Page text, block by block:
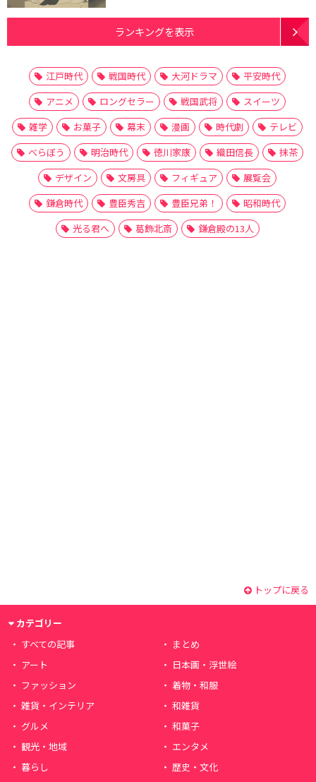
ランキングを表示
江戸時代 戦国時代 大河ドラマ
平安時代
アニメ
ロングセラー 戦国武将
スイーツ
雑学
お菓子 幕末 漫画 時代劇
テレビ
べらぼう
明治時代 徳川家康 織田信長
抹茶
デザイン
文房具 フィギュア
展覧会
鎌倉時代
豊臣秀吉 豊臣兄弟！
昭和時代
光る君へ
葛飾北斎 鎌倉殿の13人
トップに戻る
カテゴリー
すべての記事
まとめ
アート
日本画・浮世絵
ファッション
着物・和服
雑貨・インテリア
和雑貨
グルメ
和菓子
観光・地域
エンタメ
暮らし
歴史・文化